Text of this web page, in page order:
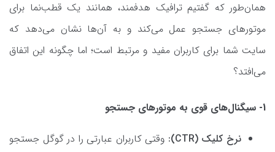
همان‌طور که گفتیم ترافیک هدفمند، همانند یک قطب‌نما برای
موتورهای جستجو عمل می‌کند و به آن‌ها نشان می‌دهد که
سایت شما برای کاربران مفید و مرتبط است؛ اما چگونه این اتفاق
می‌افتد؟
1- سیگنال‌های قوی به موتورهای جستجو
نرخ کلیک (CTR):
وقتی کاربران عبارتی را در گوگل جستجو